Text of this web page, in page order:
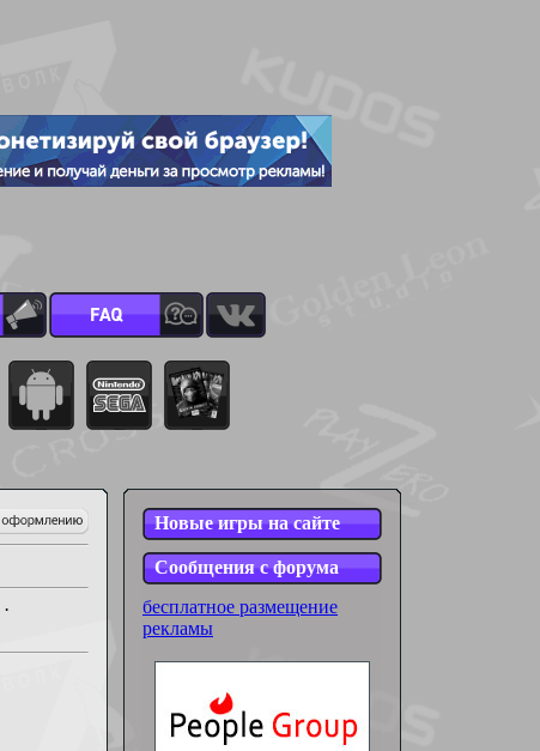
·
Новые игры на сайте
Сообщения с форума
бесплатное размещение
рекламы